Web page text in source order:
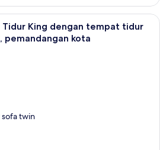
Seprai premium, setrika/meja
Tidur King dengan tempat tidur
pemandangan kota
sofa twin